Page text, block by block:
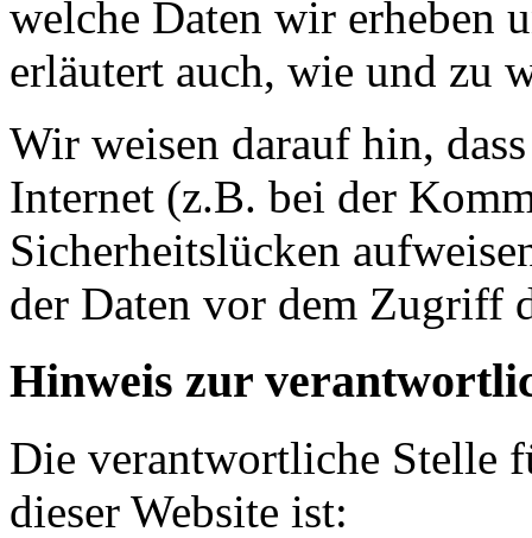
welche Daten wir erheben
erläutert auch, wie und zu
Wir weisen darauf hin,
Internet (z.B. bei der
Sicherheitslücken
der Daten vor dem Zugriff
Hinweis zur
Die verantwortliche Stelle
dieser Website ist: